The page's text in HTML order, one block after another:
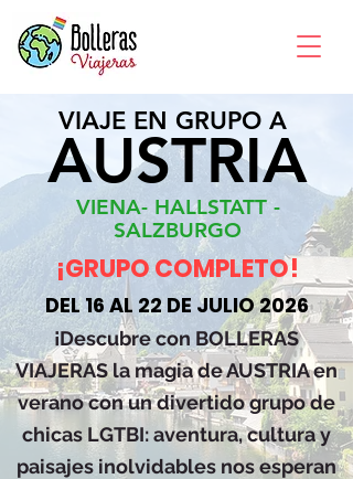
VIAJE EN GRUPO A
AUSTRIA
VIENA- HALLSTATT -
SALZBURGO
¡GRUPO COMPLETO!
DEL 16 AL 22 DE JULIO 2026
¡Descubre con BOLLERAS
VIAJERAS la magia de AUSTRIA en
verano con un divertido grupo de
chicas LGTBI: aventura, cultura y
paisajes inolvidables nos esperan